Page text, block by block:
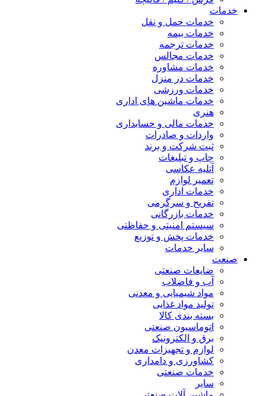
خدمات
خدمات حمل و نقل
خدمات بیمه
خدمات ترجمه
خدمات مجالس
خدمات مشاوره
خدمات در منزل
خدمات ورزشی
خدمات ماشین های اداری
هنری
خدمات مالی و حسابداری
واردات و صادرات
ثبت شرکت و برند
چاپ و تبلیغات
آتلیه عکاسی
تعمیر لوازم
خدمات اداری
تفریح و سرگرمی
خدمات بازرگانی
سیستم امنیتی و حفاظتی
خدمات پخش و توزیع
سایر خدمات
صنعت
ضایعات صنعتی
آب و فاضلاب
مواد شیمیایی و معدنی
تولید مواد غذایی
بسته بندی کالا
اتوماسیون صنعتی
برق و الکترونیک
لوازم و تجهیزات معدن
کشاورزی و دامداری
خدمات صنعتی
سایر